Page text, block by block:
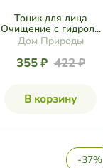
Тоник для лица
Очищение с гидрол...
Дом Природы
355 ₽ 422 ₽
В корзину
-37%